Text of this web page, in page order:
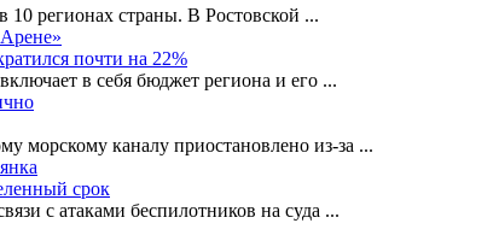
10 регионах страны. В Ростовской ...
почти на 22%
в себя бюджет региона и его ...
морскому каналу приостановлено из-за ...
срок
с атаками беспилотников на суда ...